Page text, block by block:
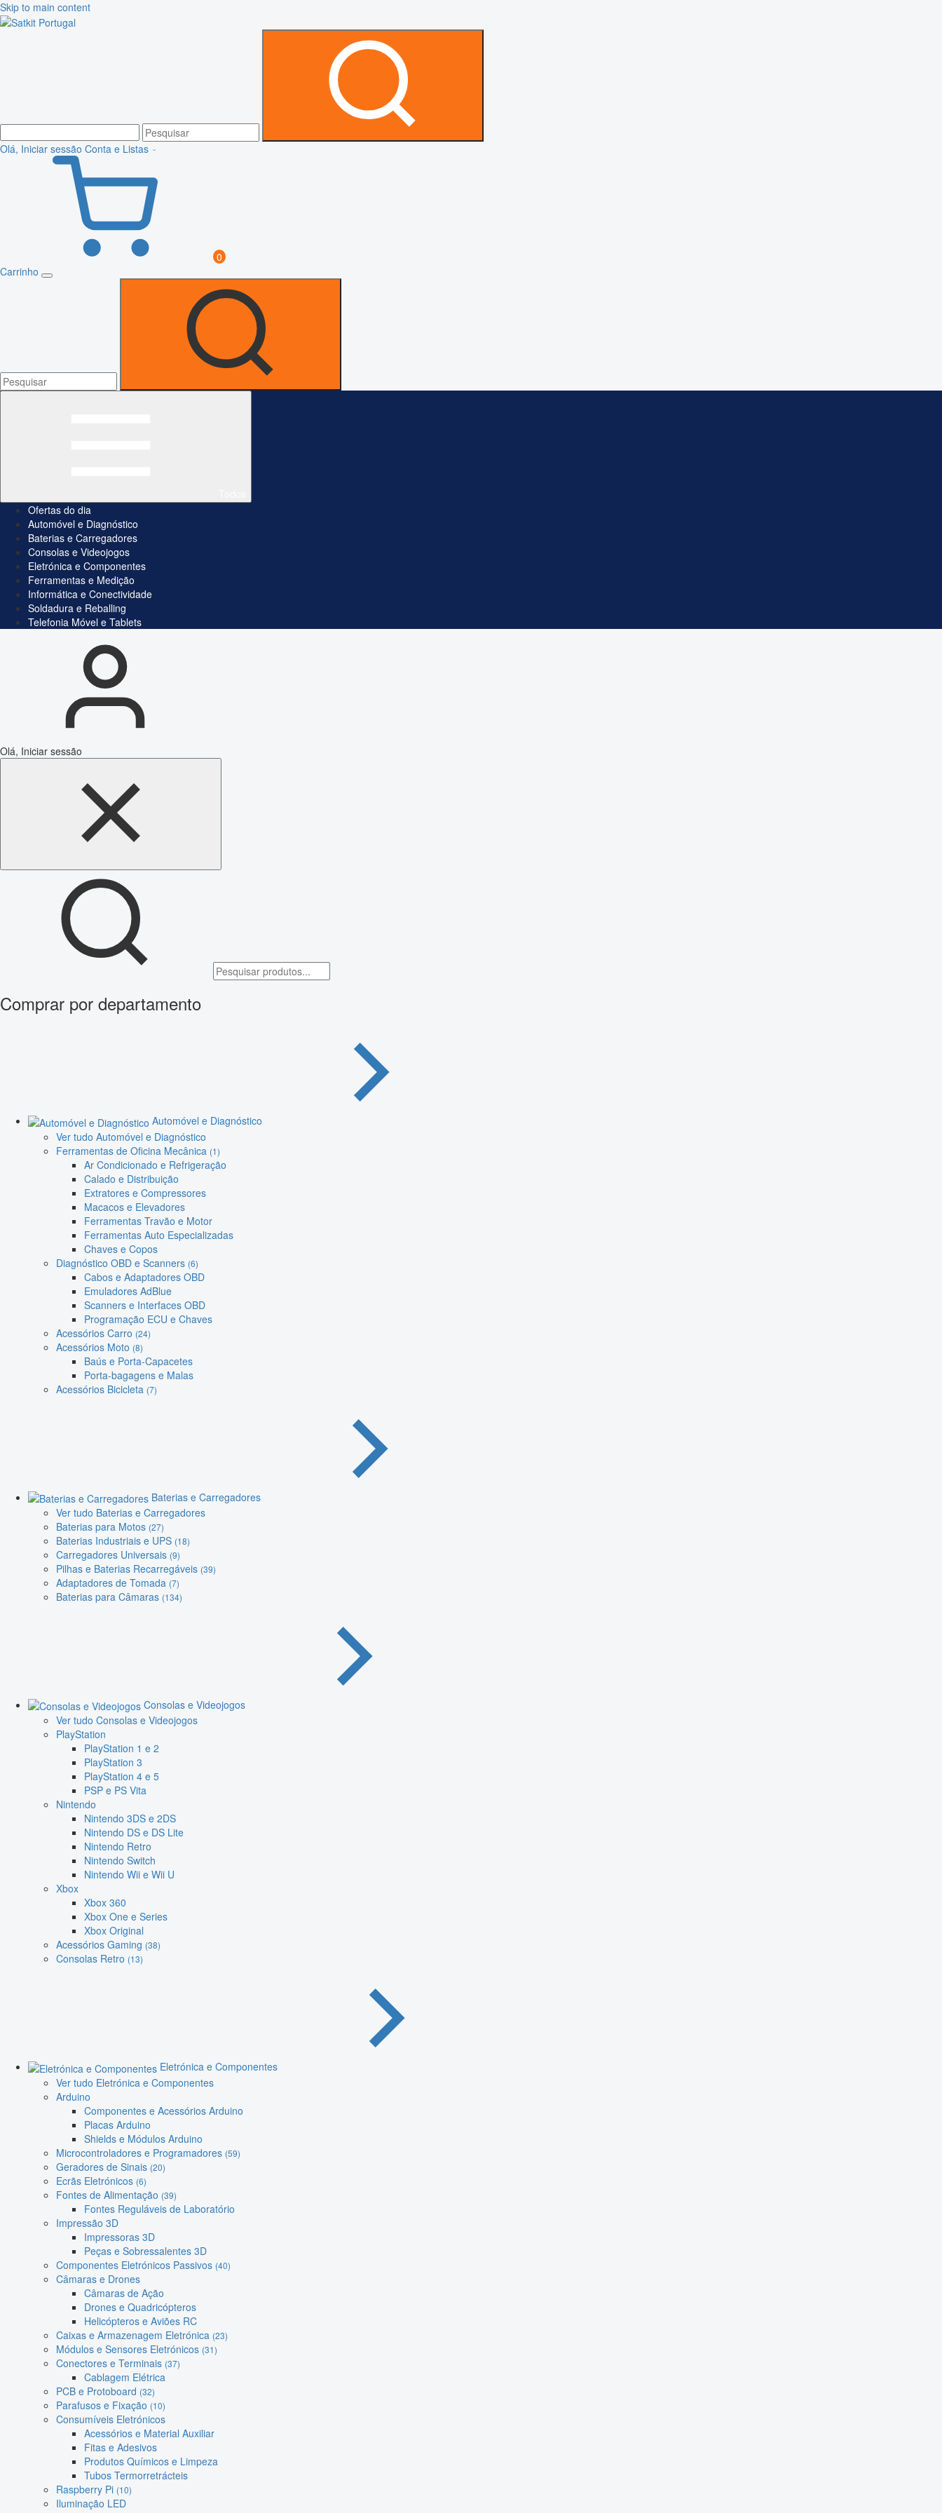
Skip to main content
Olá, Iniciar sessão Conta e Listas
0
Carrinho
Ofertas do dia
Automóvel e Diagnóstico
Baterias e Carregadores
Consolas e Videojogos
Eletrónica e Componentes
Ferramentas e Medição
Informática e Conectividade
Soldadura e Reballing
Telefonia Móvel e Tablets
Olá, Iniciar sessão
Comprar por departamento
Automóvel e Diagnóstico
Ver tudo Automóvel e Diagnóstico
Ferramentas de Oficina Mecânica (1)
Ar Condicionado e Refrigeração
Calado e Distribuição
Extratores e Compressores
Macacos e Elevadores
Ferramentas Travão e Motor
Ferramentas Auto Especializadas
Chaves e Copos
Diagnóstico OBD e Scanners (6)
Cabos e Adaptadores OBD
Emuladores AdBlue
Scanners e Interfaces OBD
Programação ECU e Chaves
Acessórios Carro (24)
Acessórios Moto (8)
Baús e Porta-Capacetes
Porta-bagagens e Malas
Acessórios Bicicleta (7)
Baterias e Carregadores
Ver tudo Baterias e Carregadores
Baterias para Motos (27)
Baterias Industriais e UPS (18)
Carregadores Universais (9)
Pilhas e Baterias Recarregáveis (39)
Adaptadores de Tomada (7)
Baterias para Câmaras (134)
Consolas e Videojogos
Ver tudo Consolas e Videojogos
PlayStation
PlayStation 1 e 2
PlayStation 3
PlayStation 4 e 5
PSP e PS Vita
Nintendo
Nintendo 3DS e 2DS
Nintendo DS e DS Lite
Nintendo Retro
Nintendo Switch
Nintendo Wii e Wii U
Xbox
Xbox 360
Xbox One e Series
Xbox Original
Acessórios Gaming (38)
Consolas Retro (13)
Eletrónica e Componentes
Ver tudo Eletrónica e Componentes
Arduino
Componentes e Acessórios Arduino
Placas Arduino
Shields e Módulos Arduino
Microcontroladores e Programadores (59)
Geradores de Sinais (20)
Ecrãs Eletrónicos (6)
Fontes de Alimentação (39)
Fontes Reguláveis de Laboratório
Impressão 3D
Impressoras 3D
Peças e Sobressalentes 3D
Componentes Eletrónicos Passivos (40)
Câmaras e Drones
Câmaras de Ação
Drones e Quadricópteros
Helicópteros e Aviões RC
Caixas e Armazenagem Eletrónica (23)
Módulos e Sensores Eletrónicos (31)
Conectores e Terminais (37)
Cablagem Elétrica
PCB e Protoboard (32)
Parafusos e Fixação (10)
Consumíveis Eletrónicos
Acessórios e Material Auxiliar
Fitas e Adesivos
Produtos Químicos e Limpeza
Tubos Termorretrácteis
Raspberry Pi (10)
Iluminação LED